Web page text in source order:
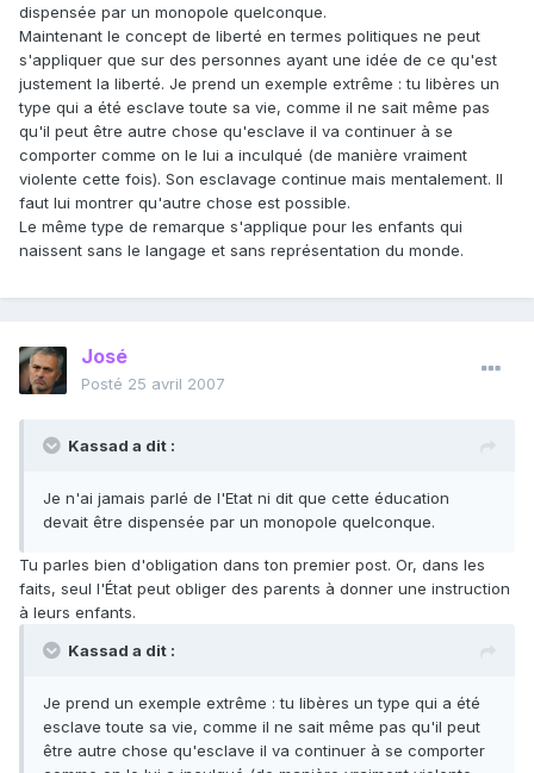
dispensée par un monopole quelconque.
Maintenant le concept de liberté en termes politiques ne peut
s'appliquer que sur des personnes ayant une idée de ce qu'est
justement la liberté. Je prend un exemple extrême : tu libères un
type qui a été esclave toute sa vie, comme il ne sait même pas
qu'il peut être autre chose qu'esclave il va continuer à se
comporter comme on le lui a inculqué (de manière vraiment
violente cette fois). Son esclavage continue mais mentalement. Il
faut lui montrer qu'autre chose est possible.
Le même type de remarque s'applique pour les enfants qui
naissent sans le langage et sans représentation du monde.
José
Posté 25 avril 2007
Kassad a dit :
Je n'ai jamais parlé de l'Etat ni dit que cette éducation
devait être dispensée par un monopole quelconque.
Tu parles bien d'obligation dans ton premier post. Or, dans les
faits, seul l'État peut obliger des parents à donner une instruction
à leurs enfants.
Kassad a dit :
Je prend un exemple extrême : tu libères un type qui a été
esclave toute sa vie, comme il ne sait même pas qu'il peut
être autre chose qu'esclave il va continuer à se comporter